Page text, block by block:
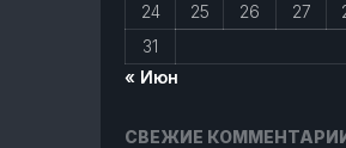
24
25 26 27
31
« Июн
СВЕЖИЕ